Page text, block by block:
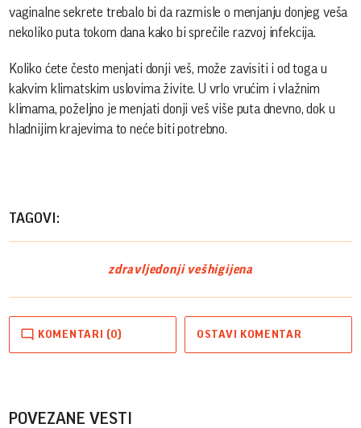
vaginalne sekrete trebalo bi da razmisle o menjanju donjeg veša
nekoliko puta tokom dana kako bi sprečile razvoj infekcija.
Koliko ćete često menjati donji veš, može zavisiti i od toga u
kakvim klimatskim uslovima živite. U vrlo vrućim i vlažnim
klimama, poželjno je menjati donji veš više puta dnevno, dok u
hladnijim krajevima to neće biti potrebno.
TAGOVI:
zdravljedonji vešhigijena
KOMENTARI (0) OSTAVI KOMENTAR
POVEZANE VESTI